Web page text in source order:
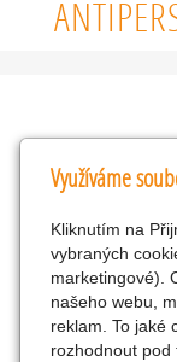
Kontakty
KNK
25298518
Využíváme
Kliknutím na
vybraných
marketingové).
našeho webu,
reklam. To jaké
rozhodnout pod